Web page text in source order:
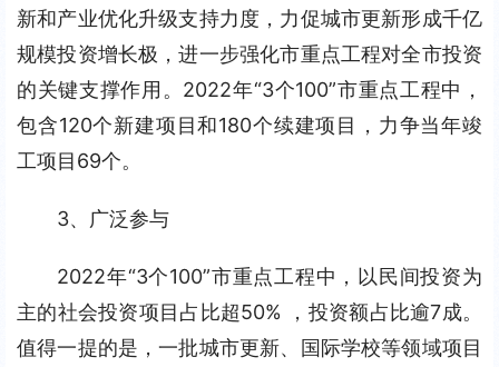
新和产业优化升级支持力度，力促城市更新形成千亿
规模投资增长极，进一步强化市重点工程对全市投资
的关键支撑作用。2022年“3个100”市重点工程中，
包含120个新建项目和180个续建项目，力争当年竣
工项目69个。
3、广泛参与
2022年“3个100”市重点工程中，以民间投资为
主的社会投资项目占比超50% ，投资额占比逾7成。
值得一提的是，一批城市更新、国际学校等领域项目